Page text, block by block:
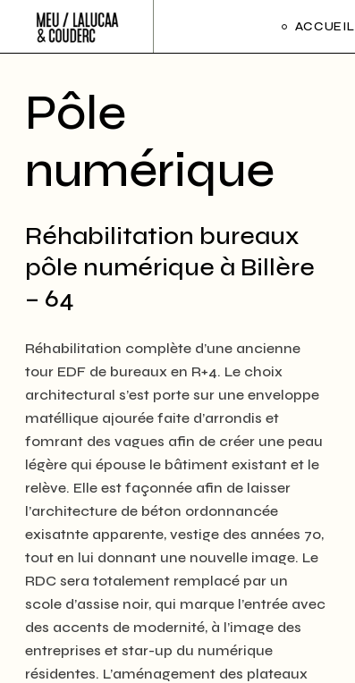
content
ACCUEIL
Pôle
numérique
Réhabilitation bureaux
pôle numérique à Billère
– 64
Réhabilitation complète d’une ancienne
tour EDF de bureaux en R+4. Le choix
architectural s’est porte sur une enveloppe
matéllique ajourée faite d’arrondis et
fomrant des vagues afin de créer une peau
légère qui épouse le bâtiment existant et le
relève. Elle est façonnée afin de laisser
l’architecture de béton ordonnancée
exisatnte apparente, vestige des années 70,
tout en lui donnant une nouvelle image. Le
RDC sera totalement remplacé par un
scole d’assise noir, qui marque l’entrée avec
des accents de modernité, à l’image des
entreprises et star-up du numérique
résidentes. L’aménagement des plateaux